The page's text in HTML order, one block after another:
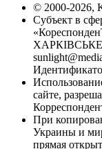
© 2000-2026,
Субъект в
ХАРКІВСЬКЕ
сайте,
При
Украины и
прямая